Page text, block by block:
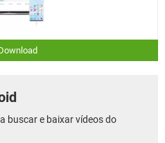
buscar e baixar vídeos do